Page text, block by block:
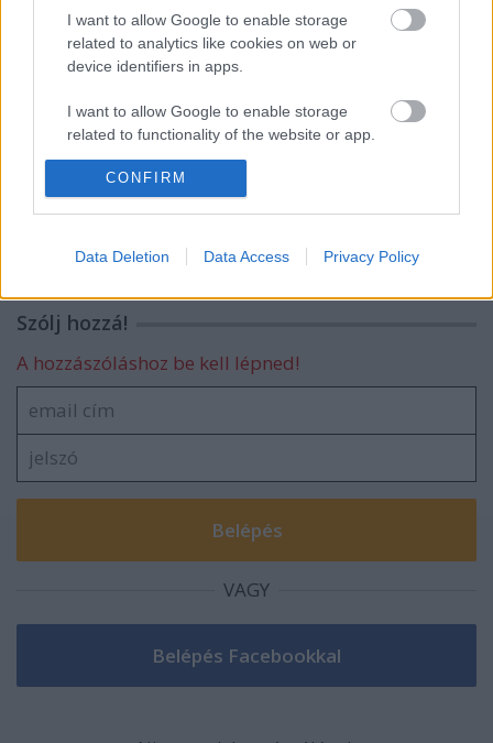
I want to allow Google to enable storage
related to analytics like cookies on web or
device identifiers in apps.
I want to allow Google to enable storage
related to functionality of the website or app.
I want to allow Google to enable storage
related to personalization.
I want to allow Google to enable storage
related to security, including authentication
functionality and fraud prevention, and other
user protection.
CONFIRM
Data Deletion Data Access Privacy Policy
Kanadai győzelem a junior-világkupán
Szólj hozzá!
A hozzászóláshoz be kell lépned!
VAGY